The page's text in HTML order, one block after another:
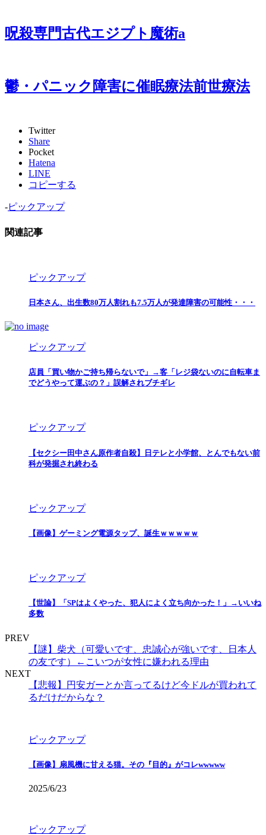
呪殺専門古代エジプト魔術a
鬱・パニック障害に催眠療法前世療法
Twitter
Share
Pocket
Hatena
LINE
コピーする
-ピックアップ
関連記事
ピックアップ
日本さん、出生数80万人割れも7.5万人が発達障害の可能性・・・
ピックアップ
店員「買い物かご持ち帰らないで」→客「レジ袋ないのに自転車ま
でどうやって運ぶの？」誤解されブチギレ
ピックアップ
【セクシー田中さん原作者自殺】日テレと小学館、とんでもない前
科が発掘され終わる
ピックアップ
【画像】ゲーミング電源タップ、誕生ｗｗｗｗｗ
ピックアップ
【世論】「SPはよくやった、犯人によく立ち向かった！」→いいね
多数
PREV
【謎】柴犬（可愛いです、忠誠心が強いです、日本人
の友です）←こいつが女性に嫌われる理由
NEXT
【悲報】円安ガーとか言ってるけど今ドルが買われて
るだけだからな？
ピックアップ
【画像】扇風機に甘える猫。その『目的』がコレwwwww
2025/6/23
ピックアップ